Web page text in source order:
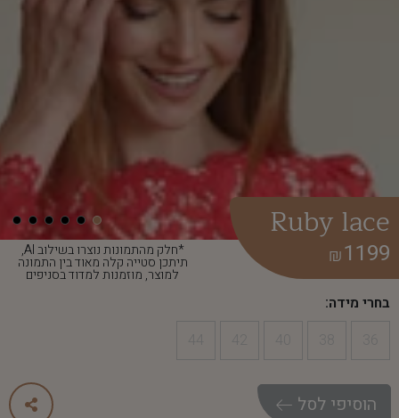
*חלק מהתמונות נוצרו בשילוב AI,
תיתכן סטייה קלה מאוד בין התמונה
למוצר, מוזמנות למדוד בסניפים
Ruby lace
1199
₪
בחרי מידה:
הוסיפי לסל